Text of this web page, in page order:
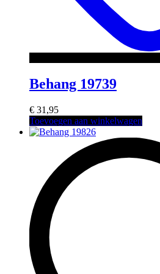
Behang 19739
€ 31,95
Toevoegen aan winkelwagen